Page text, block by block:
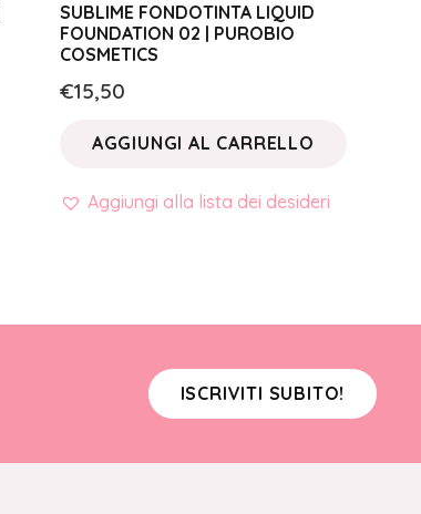
SUBLIME FONDOTINTA LIQUID
FOUNDATION 02 | PUROBIO
COSMETICS
€15,50
AGGIUNGI AL CARRELLO
Aggiungi alla lista dei desideri
ISCRIVITI SUBITO!